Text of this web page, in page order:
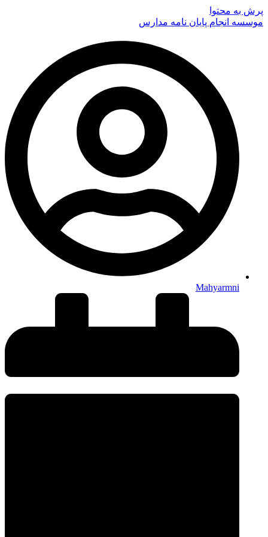
پرش به محتوا
موسسه انجام پایان نامه مدارس
Mahyarmni